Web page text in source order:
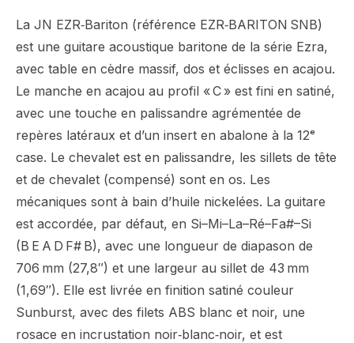
La JN EZR‑Bariton (référence EZR‑BARITON SNB)
est une guitare acoustique baritone de la série Ezra,
avec table en cèdre massif, dos et éclisses en acajou.
Le manche en acajou au profil « C » est fini en satiné,
avec une touche en palissandre agrémentée de
repères latéraux et d’un insert en abalone à la 12ᵉ
case. Le chevalet est en palissandre, les sillets de tête
et de chevalet (compensé) sont en os. Les
mécaniques sont à bain d’huile nickelées. La guitare
est accordée, par défaut, en Si–Mi–La–Ré–Fa#–Si
(B E A D F# B), avec une longueur de diapason de
706 mm (27,8″) et une largeur au sillet de 43 mm
(1,69″). Elle est livrée en finition satiné couleur
Sunburst, avec des filets ABS blanc et noir, une
rosace en incrustation noir‑blanc‑noir, et est